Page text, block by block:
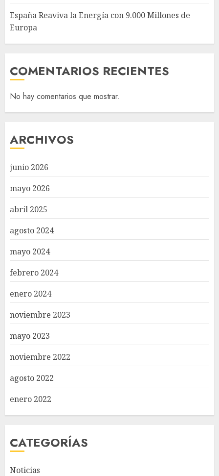
España Reaviva la Energía con 9.000 Millones de
Europa
COMENTARIOS RECIENTES
No hay comentarios que mostrar.
ARCHIVOS
junio 2026
mayo 2026
abril 2025
agosto 2024
mayo 2024
febrero 2024
enero 2024
noviembre 2023
mayo 2023
noviembre 2022
agosto 2022
enero 2022
CATEGORÍAS
Noticias